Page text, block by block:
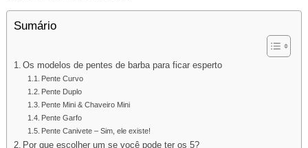
Sumário
Os modelos de pentes de barba para ficar esperto
Pente Curvo
Pente Duplo
Pente Mini & Chaveiro Mini
Pente Garfo
Pente Canivete – Sim, ele existe!
Por que escolher um se você pode ter os 5?